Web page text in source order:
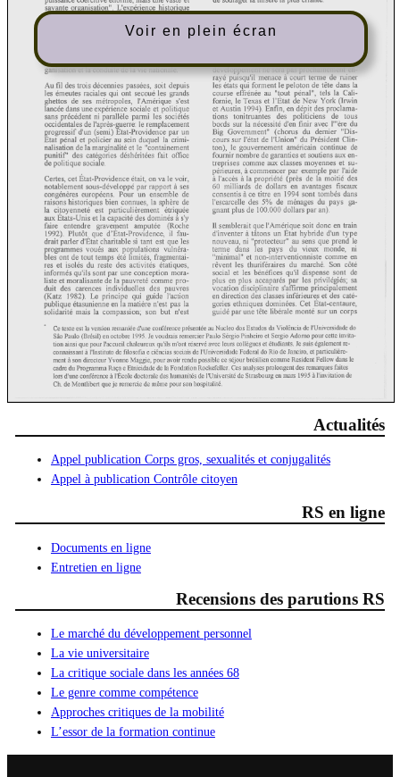
Voir en plein écran
Actualités
Appel publication Corps gros, sexualités et conjugalités
Appel à publication Contrôle citoyen
RS en ligne
Documents en ligne
Entretien en ligne
Recensions des parutions RS
Le marché du développement personnel
La vie universitaire
La critique sociale dans les années 68
Le genre comme compétence
Approches critiques de la mobilité
L’essor de la formation continue